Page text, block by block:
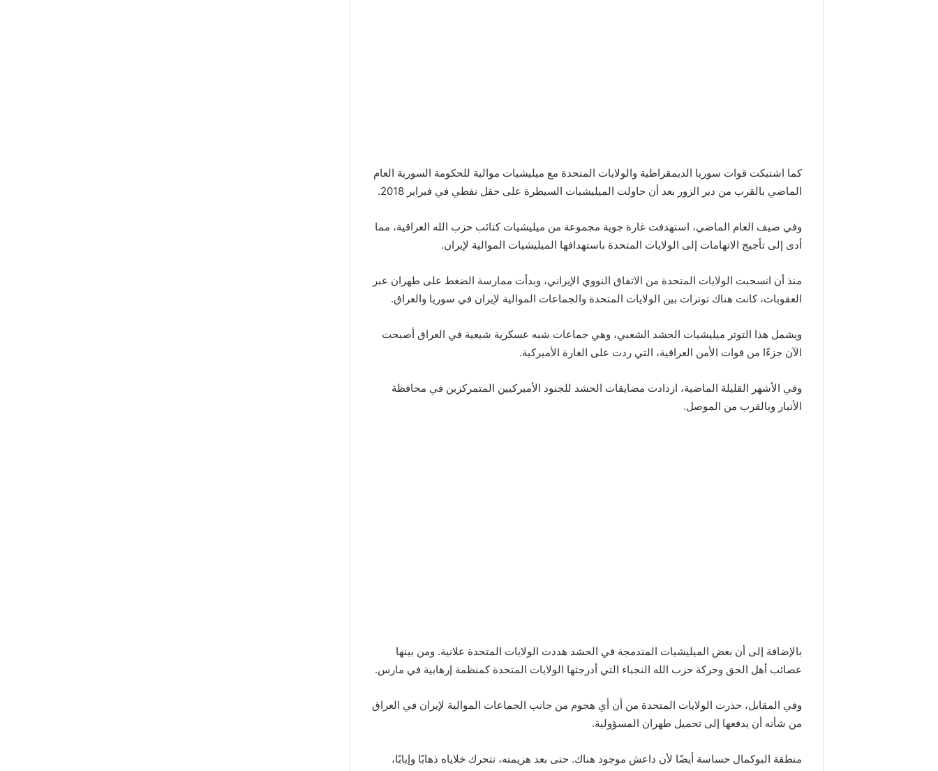
كما اشتبكت قوات سوريا الديمقراطية والولايات المتحدة مع ميليشيات موالية للحكومة السورية العام
الماضي بالقرب من دير الزور بعد أن حاولت الميليشيات السيطرة على حقل نفطي في فبراير 2018.
وفي صيف العام الماضي، استهدفت غارة جوية مجموعة من ميليشيات كتائب حزب الله العراقية، مما
أدى إلى تأجيج الاتهامات إلى الولايات المتحدة باستهدافها الميليشيات الموالية لإيران.
منذ أن انسحبت الولايات المتحدة من الاتفاق النووي الإيراني، وبدأت ممارسة الضغط على طهران عبر
العقوبات، كانت هناك توترات بين الولايات المتحدة والجماعات الموالية لإيران في سوريا والعراق.
ويشمل هذا التوتر ميليشيات الحشد الشعبي، وهي جماعات شبه عسكرية شيعية في العراق أصبحت
الآن جزءًا من قوات الأمن العراقية، التي ردت على الغارة الأميركية.
وفي الأشهر القليلة الماضية، ازدادت مضايقات الحشد للجنود الأميركيين المتمركزين في محافظة
الأنبار وبالقرب من الموصل.
بالإضافة إلى أن بعض الميليشيات المندمجة في الحشد هددت الولايات المتحدة علانية. ومن بينها
عصائب أهل الحق وحركة حزب الله النجباء التي أدرجتها الولايات المتحدة كمنظمة إرهابية في مارس.
وفي المقابل، حذرت الولايات المتحدة من أن أي هجوم من جانب الجماعات الموالية لإيران في العراق
من شأنه أن يدفعها إلى تحميل طهران المسؤولية.
منطقة البوكمال حساسة أيضًا لأن داعش موجود هناك. حتى بعد هزيمته، تتحرك خلاياه ذهابًا وإيابًا،